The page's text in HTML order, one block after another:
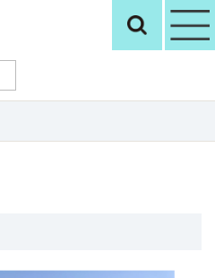
観光いばらき検